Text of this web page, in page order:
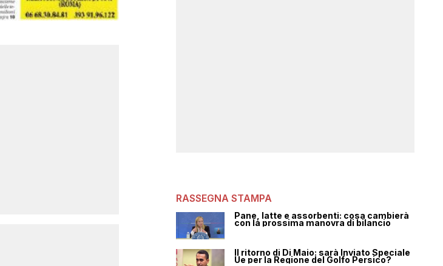
RASSEGNA STAMPA
Pane, latte e assorbenti: cosa cambierà
con la prossima manovra di bilancio
Il ritorno di Di Maio: sarà Inviato Speciale
Ue per la Regione del Golfo Persico?